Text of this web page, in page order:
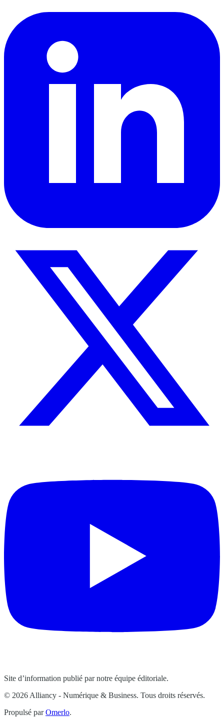
Site d’information publié par notre équipe éditoriale.
© 2026 Alliancy - Numérique & Business. Tous droits réservés.
Propulsé parOmerlo.